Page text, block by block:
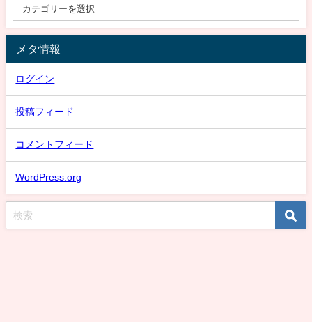
メタ情報
ログイン
投稿フィード
コメントフィード
WordPress.org